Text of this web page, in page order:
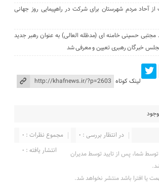
از آحاد مردم شهرستان برای شرکت در راهپیمایی روز جهانی
حسینی خامنه ای (مدظله العالی) به عنوان رهبر جدید
خبرگان رهبری تعیین و معرفی شد
لینک کوتاه
مجموع نظرات : ۰
در انتظار بررسی : ۰
انتشار یافته : ۰
شما، پس از تایید توسط مدیران
یا افترا باشد منتشر نخواهد شد.